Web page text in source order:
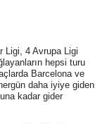
Ligi, 4 Avrupa Ligi
hepsi turu
Barcelona ve
daha iyiye giden
kadar gider